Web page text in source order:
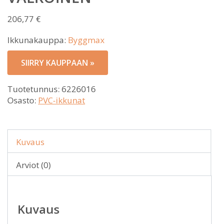
206,77 €
Ikkunakauppa: Byggmax
SIIRRY KAUPPAAN »
Tuotetunnus: 6226016
Osasto: PVC-ikkunat
Kuvaus
Arviot (0)
Kuvaus